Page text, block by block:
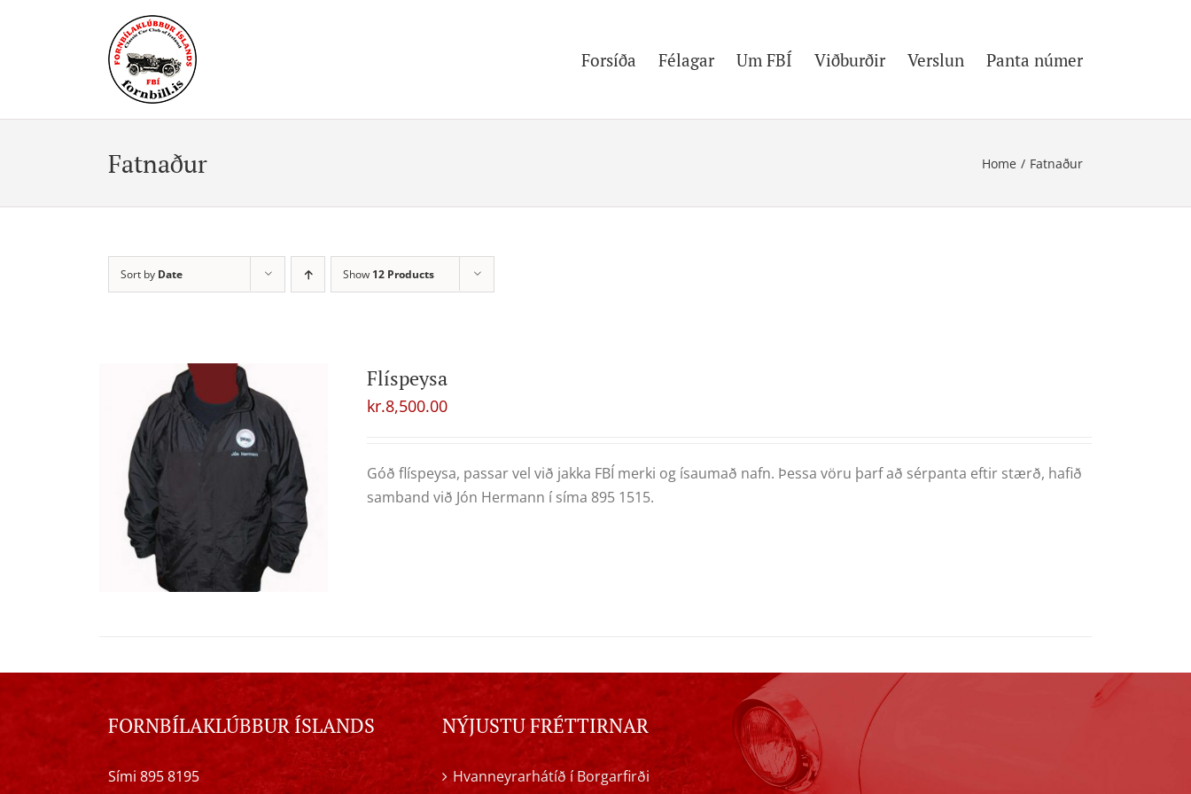
Forsíða Félagar Um FBÍ Viðburðir Verslun Panta númer
Fatnaður Home / Fatnaður
Sort by Date Show 12 Products
Flíspeysa
kr.8,500.00
Góð flíspeysa, passar vel við jakka FBÍ merki og ísaumað nafn. Þessa vöru þarf að sérpanta eftir stærð, hafið
samband við Jón Hermann í síma 895 1515.
FORNBÍLAKLÚBBUR ÍSLANDS
Sími 895 8195
NÝJUSTU FRÉTTIRNAR
Hvanneyrarhátíð í Borgarfirði